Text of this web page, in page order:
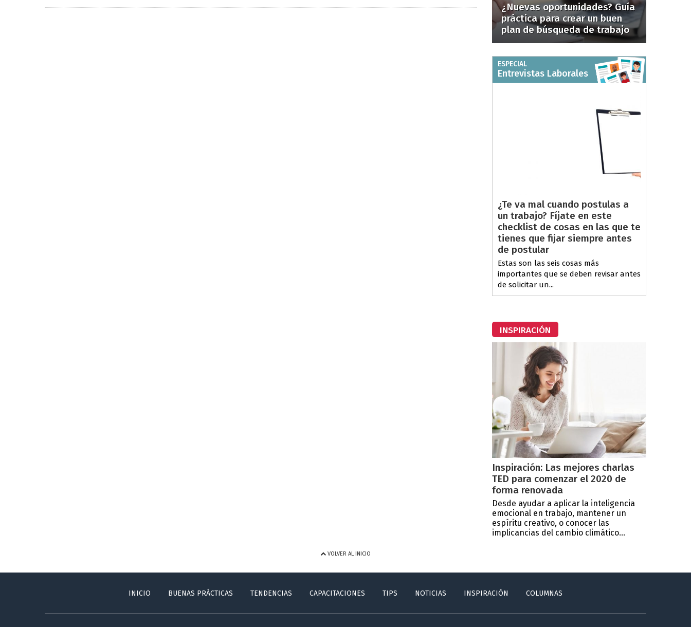
¿Nuevas oportunidades? Guía
práctica para crear un buen
plan de búsqueda de trabajo
ESPECIAL
Entrevistas Laborales
¿Te va mal cuando postulas a
un trabajo? Fíjate en este
checklist de cosas en las que te
tienes que fijar siempre antes
de postular
Estas son las seis cosas más
importantes que se deben revisar antes
de solicitar un...
INSPIRACIÓN
Inspiración: Las mejores charlas
TED para comenzar el 2020 de
forma renovada
Desde ayudar a aplicar la inteligencia
emocional en trabajo, mantener un
espíritu creativo, o conocer las
implicancias del cambio climático...
VOLVER AL INICIO
INICIO BUENAS PRÁCTICAS TENDENCIAS CAPACITACIONES TIPS NOTICIAS INSPIRACIÓN COLUMNAS